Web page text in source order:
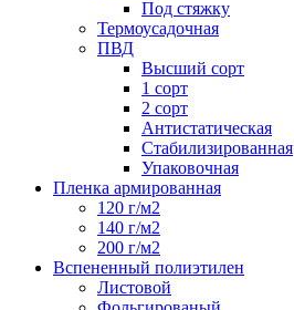
Под стяжку
Термоусадочная
ПВД
Высший сорт
1 сорт
2 сорт
Антистатическая
Стабилизированная
Упаковочная
Пленка армированная
120 г/м2
140 г/м2
200 г/м2
Вспененный полиэтилен
Листовой